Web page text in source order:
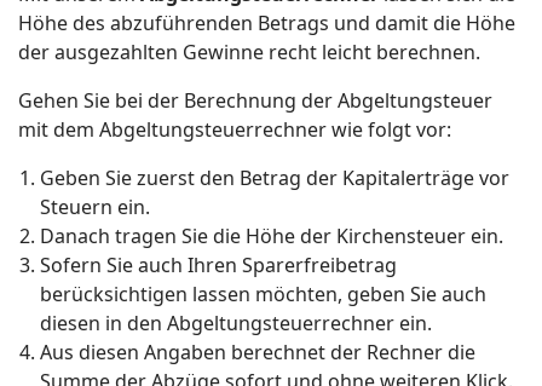
Höhe des abzuführenden Betrags und damit die Höhe
der ausgezahlten Gewinne recht leicht berechnen.
Gehen Sie bei der Berechnung der Abgeltungsteuer
mit dem Abgeltungsteuerrechner wie folgt vor:
Geben Sie zuerst den Betrag der Kapitalerträge vor
Steuern ein.
Danach tragen Sie die Höhe der Kirchensteuer ein.
Sofern Sie auch Ihren Sparerfreibetrag
berücksichtigen lassen möchten, geben Sie auch
diesen in den Abgeltungsteuerrechner ein.
Aus diesen Angaben berechnet der Rechner die